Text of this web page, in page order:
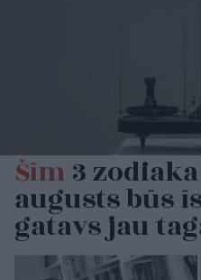
Šīm3
augusts būs
gatavs jau